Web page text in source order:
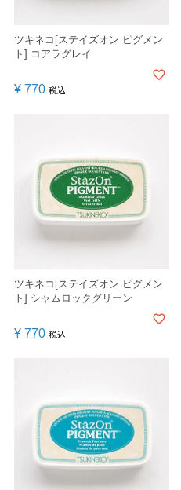
ツキネコ[ステイズオン ピグメン
ト] コアラグレイ
¥ 770 税込
ツキネコ[ステイズオン ピグメン
ト] シャムロックグリーン
¥ 770 税込